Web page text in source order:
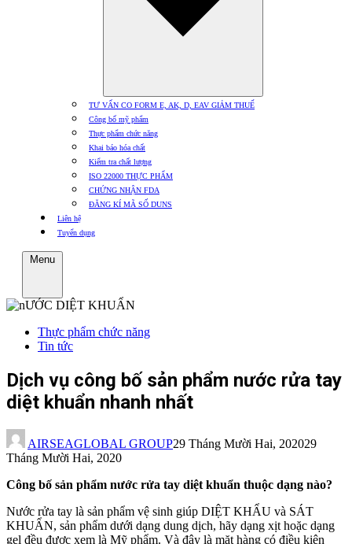
TƯ VẤN CO FORM E, AK, D, EAV GIẢM THUẾ
Công bố mỹ phẩm
Thực phẩm chức năng
Khai báo hóa chất
Kiểm tra chất lượng
ISO 22000 THỰC PHẨM
CHỨNG NHẬN FDA
ĐĂNG KÍ MÃ SỐ DUNS
Liên hệ
Tuyển dụng
Menu
Thực phẩm chức năng
Tin tức
Dịch vụ công bố sản phẩm nước rửa tay
diệt khuẩn nhanh nhất
AIRSEAGLOBAL GROUP29 Tháng Mười Hai, 202029
Tháng Mười Hai, 2020
Công bố sản phẩm nước rửa tay diệt khuẩn thuộc dạng nào?
Nước rửa tay là sản phẩm vệ sinh giúp DIỆT KHẨU và SÁT
KHUẨN, sản phẩm dưới dạng dung dịch, hãy dạng xịt hoặc dạng
gel đều được xem là Mỹ phẩm. Và đây là mặt hàng có điều kiện